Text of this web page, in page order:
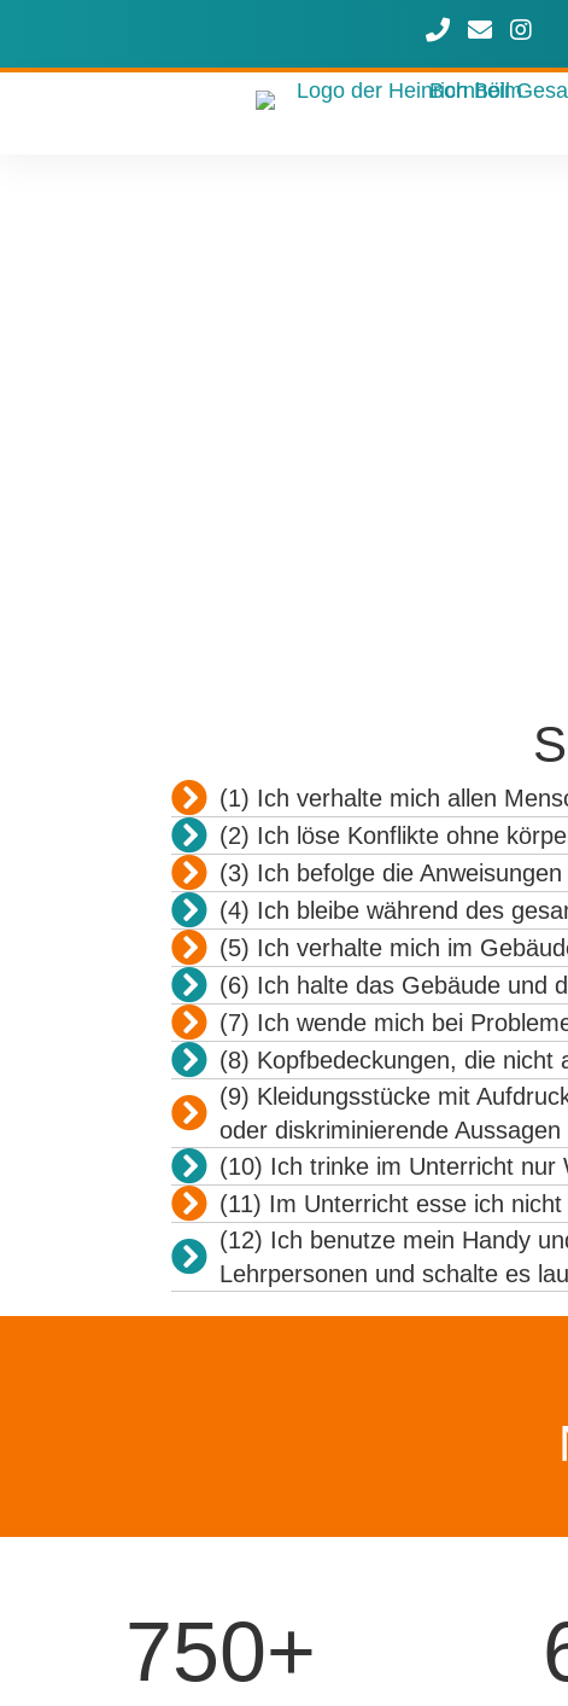
Rufen Sie uns
Schreiben
(1) Ich verhalte mich allen
(2) Ich löse Konflikte ohne
(3) Ich befolge die
(4) Ich bleibe während des
(5) Ich verhalte mich im
(6) Ich halte das Gebäude und
(7) Ich wende mich bei
(8) Kopfbedeckungen, die nicht
(9) Kleidungsstücke mit
oder diskriminierende
(10) Ich trinke im Unterricht nur
(11) Im Unterricht esse ich
(12) Ich benutze mein Handy
Lehrpersonen und schalte es
750+